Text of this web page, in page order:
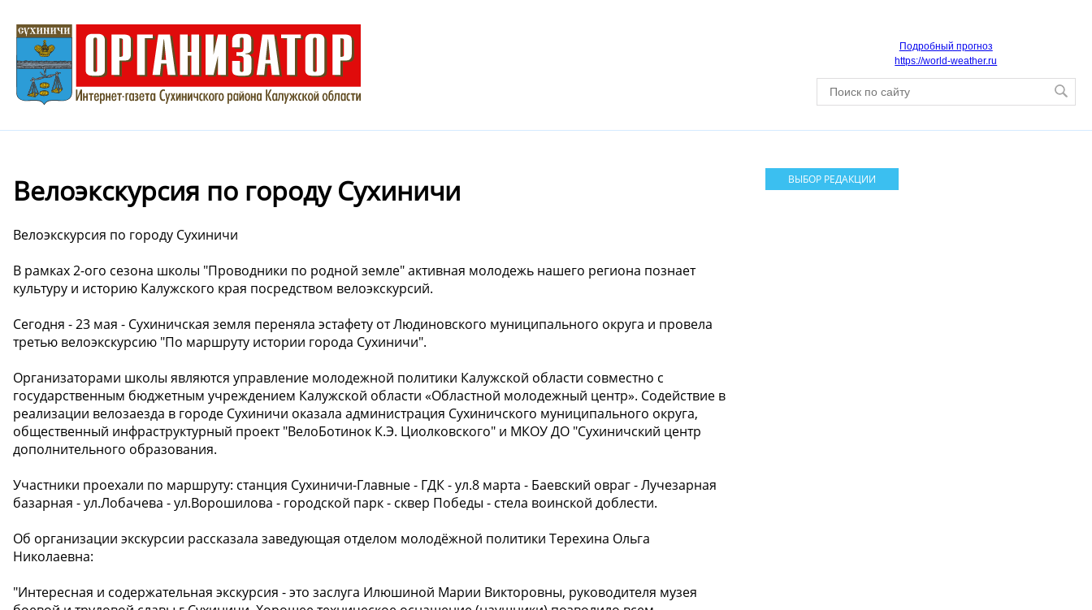
Подробный прогноз
https://world-weather.ru
Велоэкскурсия по городу Сухиничи
Велоэкскурсия по городу Сухиничи
В рамках 2-ого сезона школы "Проводники по родной земле" активная молодежь нашего региона познает
культуру и историю Калужского края посредством велоэкскурсий.
Сегодня - 23 мая - Сухиничская земля переняла эстафету от Людиновского муниципального округа и провела
третью велоэкскурсию "По маршруту истории города Сухиничи".
Организаторами школы являются управление молодежной политики Калужской области совместно с
государственным бюджетным учреждением Калужской области «Областной молодежный центр». Содействие в
реализации велозаезда в городе Сухиничи оказала администрация Сухиничского муниципального округа,
общественный инфраструктурный проект "ВелоБотинок К.Э. Циолковского" и МКОУ ДО "Сухиничский центр
дополнительного образования.
Участники проехали по маршруту: станция Сухиничи-Главные - ГДК - ул.8 марта - Баевский овраг - Лучезарная
базарная - ул.Лобачева - ул.Ворошилова - городской парк - сквер Победы - стела воинской доблести.
Об организации экскурсии рассказала заведующая отделом молодёжной политики Терехина Ольга
Николаевна:
"Интересная и содержательная экскурсия - это заслуга Илюшиной Марии Викторовны, руководителя музея
ВЫБОР РЕДАКЦИИ